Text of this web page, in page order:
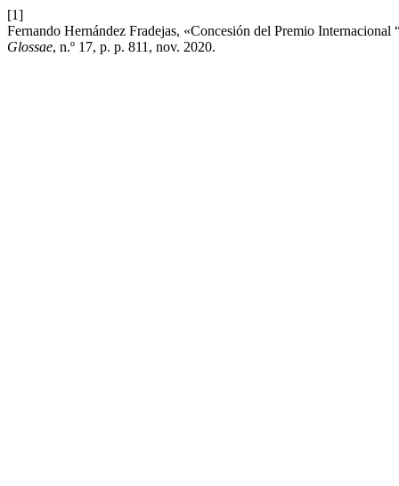
[1]
Fernando Hernández Fradejas, «Concesión del Premio
Glossae, n.º 17, p. p. 811, nov. 2020.